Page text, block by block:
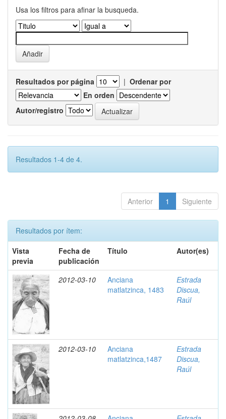
Usa los filtros para afinar la busqueda.
Resultados por página | Ordenar por
En orden
Autor/registro
Resultados 1-4 de 4.
Anterior 1 Siguiente
Resultados por ítem:
Vista
previa
Fecha de
publicación
Título Autor(es)
2012-03-10
Anciana
matlatzinca, 1483
Estrada
Discua,
Raúl
2012-03-10
Anciana
matlatzinca,1487
Estrada
Discua,
Raúl